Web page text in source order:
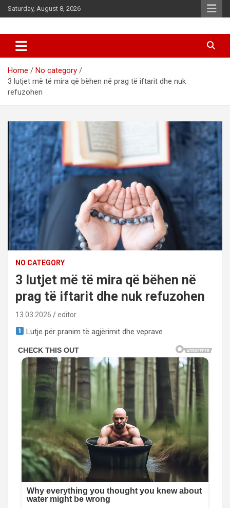
Skip
to
Saturday, August 8, 2026
d7-news.com
Home
No category
3 lutjet më të mira që bëhen në prag të iftarit dhe nuk
refuzohen
NO CATEGORY
3 lutjet më të mira që bëhen në
prag të iftarit dhe nuk refuzohen
13.03.2026 editor
Lutje për pranim të agjërimit dhe veprave